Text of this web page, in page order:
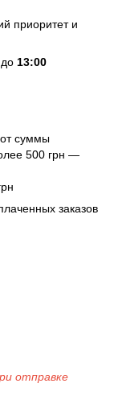
приоритет и
13:00
суммы
500 грн —
заказов
отправке